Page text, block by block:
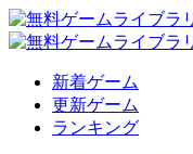
新着ゲーム
更新ゲーム
ランキング